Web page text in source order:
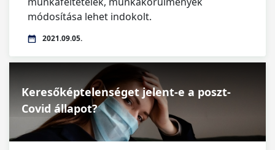
módosítása lehet indokolt.
2021.09.05.
Keresőképtelenséget jelent-e a poszt-
Covid állapot?